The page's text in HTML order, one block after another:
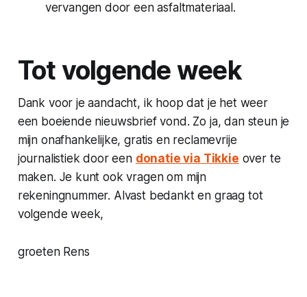
vervangen door een asfaltmateriaal.
Tot volgende week
Dank voor je aandacht, ik hoop dat je het weer
een boeiende nieuwsbrief vond. Zo ja, dan steun je
mijn onafhankelijke, gratis en reclamevrije
journalistiek door een donatie via Tikkie over te
maken. Je kunt ook vragen om mijn
rekeningnummer. Alvast bedankt en graag tot
volgende week,
groeten Rens